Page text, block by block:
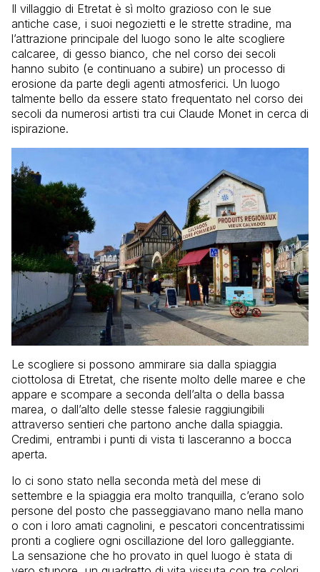
Il villaggio di Etretat è sì molto grazioso con le sue
antiche case, i suoi negozietti e le strette stradine, ma
l’attrazione principale del luogo sono le alte scogliere
calcaree, di gesso bianco, che nel corso dei secoli
hanno subito (e continuano a subire) un processo di
erosione da parte degli agenti atmosferici. Un luogo
talmente bello da essere stato frequentato nel corso dei
secoli da numerosi artisti tra cui Claude Monet in cerca di
ispirazione.
Le scogliere si possono ammirare sia dalla spiaggia
ciottolosa di Etretat, che risente molto delle maree e che
appare e scompare a seconda dell’alta o della bassa
marea, o dall’alto delle stesse falesie raggiungibili
attraverso sentieri che partono anche dalla spiaggia.
Credimi, entrambi i punti di vista ti lasceranno a bocca
aperta.
Io ci sono stato nella seconda metà del mese di
settembre e la spiaggia era molto tranquilla, c’erano solo
persone del posto che passeggiavano mano nella mano
o con i loro amati cagnolini, e pescatori concentratissimi
pronti a cogliere ogni oscillazione del loro galleggiante.
La sensazione che ho provato in quel luogo è stata di